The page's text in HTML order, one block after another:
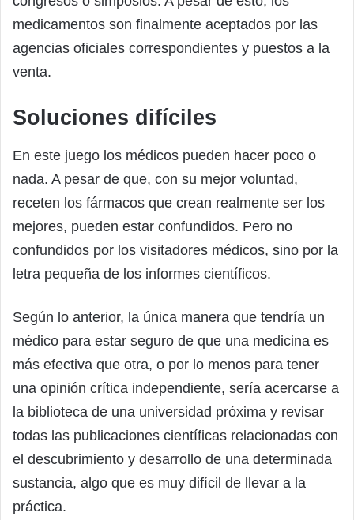
medicamentos son finalmente aceptados por las
agencias oficiales correspondientes y puestos a la
venta.
Soluciones difíciles
En este juego los médicos pueden hacer poco o
nada. A pesar de que, con su mejor voluntad,
receten los fármacos que crean realmente ser los
mejores, pueden estar confundidos. Pero no
confundidos por los visitadores médicos, sino por la
letra pequeña de los informes científicos.
Según lo anterior, la única manera que tendría un
médico para estar seguro de que una medicina es
más efectiva que otra, o por lo menos para tener
una opinión crítica independiente, sería acercarse a
la biblioteca de una universidad próxima y revisar
todas las publicaciones científicas relacionadas con
el descubrimiento y desarrollo de una determinada
sustancia, algo que es muy difícil de llevar a la
práctica.